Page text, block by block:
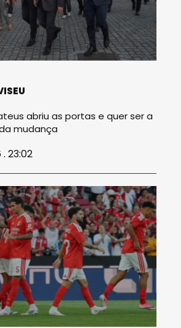
abriu as portas e quer ser a
mudança
23:02